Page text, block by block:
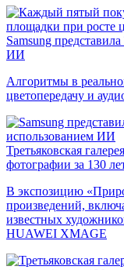
Samsung
ИИ
Алгоритмы в
цветопередачу и
Третьяковская
фотографии за 130
В экспозицию
произведений,
известных
HUAWEI XMAGE